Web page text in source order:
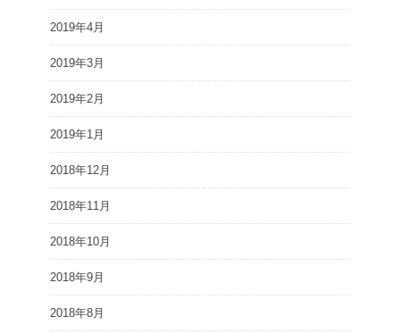
2019年4月
2019年3月
2019年2月
2019年1月
2018年12月
2018年11月
2018年10月
2018年9月
2018年8月